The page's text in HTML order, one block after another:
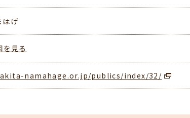
はげ
を見る
namahage.or.jp/publics/index/32/